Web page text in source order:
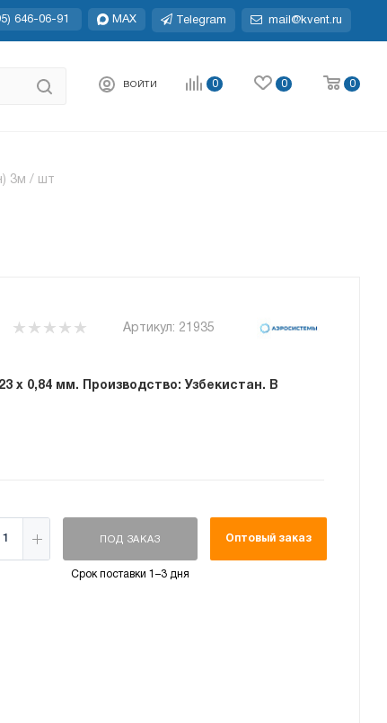
646-06-91 MAX Telegram mail@kvent.ru
ВОЙТИ 0 0 0
3м / шт
Артикул: 21935
х 0,84 мм. Производство: Узбекистан. В
ПОД ЗАКАЗ
Срок поставки 1–3 дня
Оптовый заказ